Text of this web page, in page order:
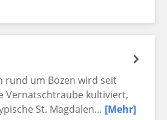
rund um Bozen wird seit
Vernatschtraube kultiviert,
St. Magdalen… [Mehr]